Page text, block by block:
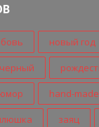
новый год
черный
hand-made
заяц